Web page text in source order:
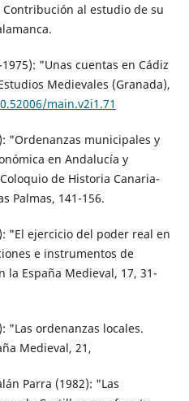
al estudio de su
"Unas cuentas en Cádiz
Medievales (Granada),
main.v2i1.71
"Ordenanzas municipales y
en Andalucía y
de Historia Canaria-
Palmas, 141-156.
"El ejercicio del poder real en
e instrumentos de
la España Medieval, 17, 31-
"Las ordenanzas locales.
Medieval, 21,
Parra (1982): "Las